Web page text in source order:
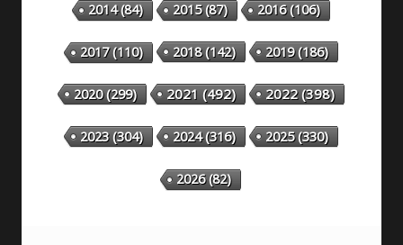
2014(84) 2015(87) 2016(106)
2017(110) 2018(142) 2019(186)
2020(299) 2021(492) 2022(398)
2023(304) 2024(316) 2025(330)
2026(82)